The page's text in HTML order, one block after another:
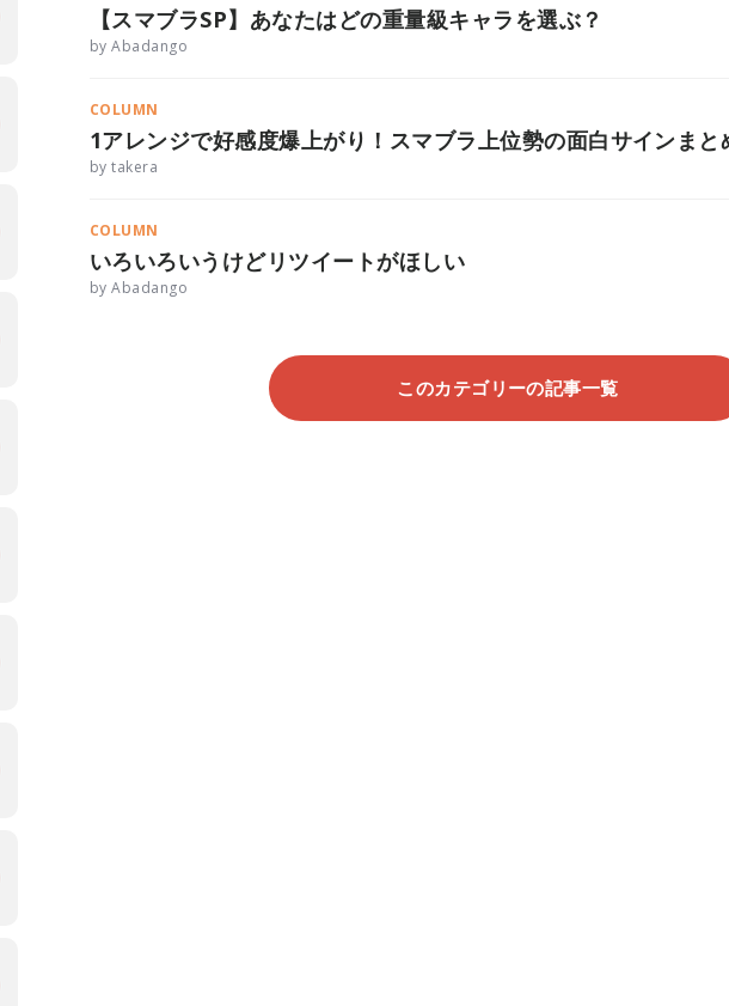
【スマブラSP】あなたはどの重量級キャラを選ぶ？
by Abadango
COLUMN
1アレンジで好感度爆上がり！スマブラ上位勢の面白サインまと
by takera
COLUMN
いろいろいうけどリツイートがほしい
by Abadango
このカテゴリーの記事一覧